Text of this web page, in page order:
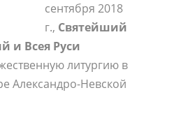
сентября 2018
г., Святейший
и Всея Руси
литургию в
Александро-Невской